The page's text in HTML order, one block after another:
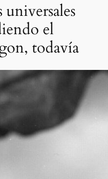
el
todavía